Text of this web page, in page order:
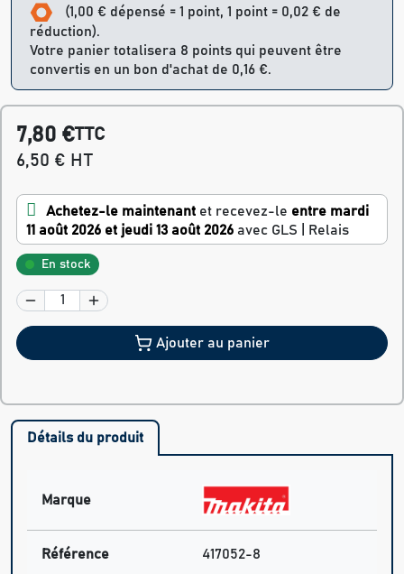
(1,00 € dépensé = 1 point, 1 point = 0,02 € de
réduction).
Votre panier totalisera 8 points qui peuvent être
convertis en un bon d'achat de 0,16 €.
7,80 €TTC
6,50 € HT
Achetez-le maintenant et recevez-le entre mardi
11 août 2026 et jeudi 13 août 2026 avec GLS | Relais
En stock
Ajouter au panier
Détails du produit
Marque
Référence 417052-8